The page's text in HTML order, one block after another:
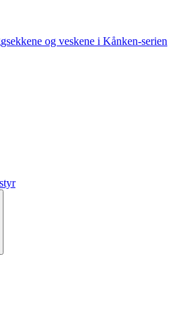
og veskene i Kånken-serien